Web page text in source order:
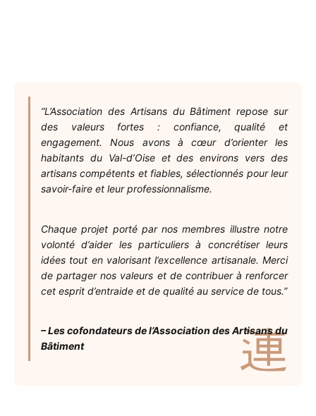
“L’Association des Artisans du Bâtiment repose sur
des valeurs fortes : confiance, qualité et
engagement. Nous avons à cœur d’orienter les
habitants du Val-d’Oise et des environs vers des
artisans compétents et fiables, sélectionnés pour leur
savoir-faire et leur professionnalisme.
Chaque projet porté par nos membres illustre notre
volonté d’aider les particuliers à concrétiser leurs
idées tout en valorisant l’excellence artisanale. Merci
de partager nos valeurs et de contribuer à renforcer
cet esprit d’entraide et de qualité au service de tous.”
– Les cofondateurs de l’Association des Artisans du
Bâtiment